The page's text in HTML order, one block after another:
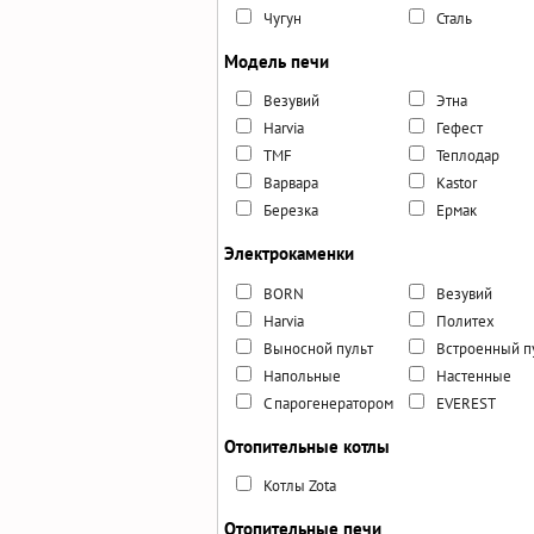
Чугун
Сталь
Модель печи
Везувий
Этна
Harvia
Гефест
TMF
Теплодар
Варвара
Kastor
Березка
Ермак
Электрокаменки
BORN
Везувий
Harvia
Политех
Выносной пульт
Встроенный
Напольные
Настенные
С парогенератором
EVEREST
Отопительные котлы
Котлы Zota
Отопительные печи